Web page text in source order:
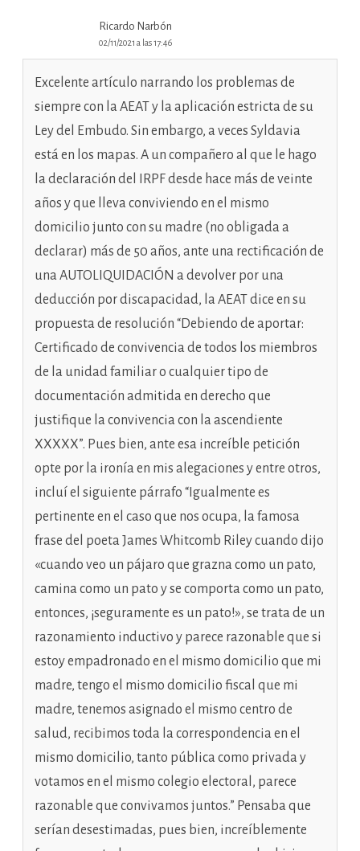
Ricardo Narbón
02/11/2021 a las 17:46
Excelente artículo narrando los problemas de
siempre con la AEAT y la aplicación estricta de su
Ley del Embudo. Sin embargo, a veces Syldavia
está en los mapas. A un compañero al que le hago
la declaración del IRPF desde hace más de veinte
años y que lleva conviviendo en el mismo
domicilio junto con su madre (no obligada a
declarar) más de 50 años, ante una rectificación de
una AUTOLIQUIDACIÓN a devolver por una
deducción por discapacidad, la AEAT dice en su
propuesta de resolución “Debiendo de aportar:
Certificado de convivencia de todos los miembros
de la unidad familiar o cualquier tipo de
documentación admitida en derecho que
justifique la convivencia con la ascendiente
XXXXX”. Pues bien, ante esa increíble petición
opte por la ironía en mis alegaciones y entre otros,
incluí el siguiente párrafo “Igualmente es
pertinente en el caso que nos ocupa, la famosa
frase del poeta James Whitcomb Riley cuando dijo
«cuando veo un pájaro que grazna como un pato,
camina como un pato y se comporta como un pato,
entonces, ¡seguramente es un pato!», se trata de un
razonamiento inductivo y parece razonable que si
estoy empadronado en el mismo domicilio que mi
madre, tengo el mismo domicilio fiscal que mi
madre, tenemos asignado el mismo centro de
salud, recibimos toda la correspondencia en el
mismo domicilio, tanto pública como privada y
votamos en el mismo colegio electoral, parece
razonable que convivamos juntos.” Pensaba que
serían desestimadas, pues bien, increíblemente